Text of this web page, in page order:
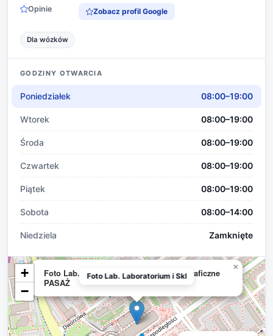
Opinie Zobacz profil Google
Dla wózków
GODZINY OTWARCIA
Poniedziałek 08:00–19:00
Wtorek 08:00–19:00
Środa 08:00–19:00
Czwartek 08:00–19:00
Piątek 08:00–19:00
Sobota 08:00–14:00
Niedziela Zamknięte
Foto Lab. Laboratorium i Sklepy Fotograficzne
PASAŻ
×
+
−
Foto Lab. Laboratorium i Skl